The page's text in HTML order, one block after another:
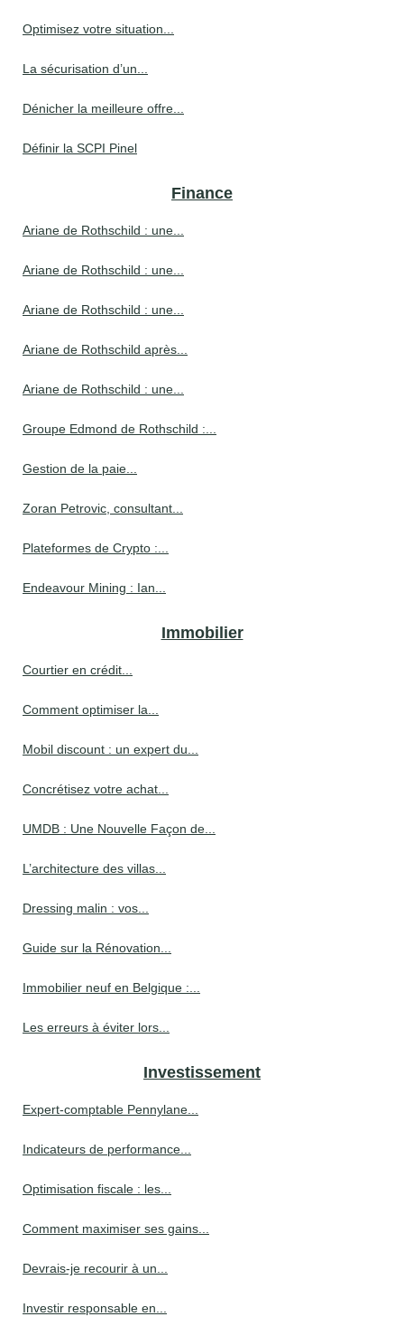
Optimisez votre situation...
La sécurisation d’un...
Dénicher la meilleure offre...
Définir la SCPI Pinel
Finance
Ariane de Rothschild : une...
Ariane de Rothschild : une...
Ariane de Rothschild : une...
Ariane de Rothschild après...
Ariane de Rothschild : une...
Groupe Edmond de Rothschild :...
Gestion de la paie...
Zoran Petrovic, consultant...
Plateformes de Crypto :...
Endeavour Mining : Ian...
Immobilier
Courtier en crédit...
Comment optimiser la...
Mobil discount : un expert du...
Concrétisez votre achat...
UMDB : Une Nouvelle Façon de...
L’architecture des villas...
Dressing malin : vos...
Guide sur la Rénovation...
Immobilier neuf en Belgique :...
Les erreurs à éviter lors...
Investissement
Expert-comptable Pennylane...
Indicateurs de performance...
Optimisation fiscale : les...
Comment maximiser ses gains...
Devrais-je recourir à un...
Investir responsable en...